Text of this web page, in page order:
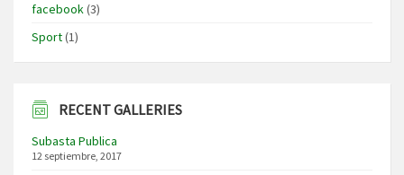
facebook(3)
Sport(1)
RECENT GALLERIES
Subasta Publica
12 septiembre, 2017